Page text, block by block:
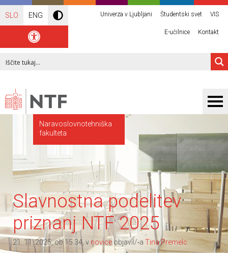
SLO ENG Univerza v Ljubljani Študentski svet VIS
E-učilnice Kontakt
Naravoslovnotehniška
fakulteta
Slavnostna podelitev
priznanj NTF 2025
21. 11. 2025, ob 15.34, v novice objavil/-a Tina Premelc